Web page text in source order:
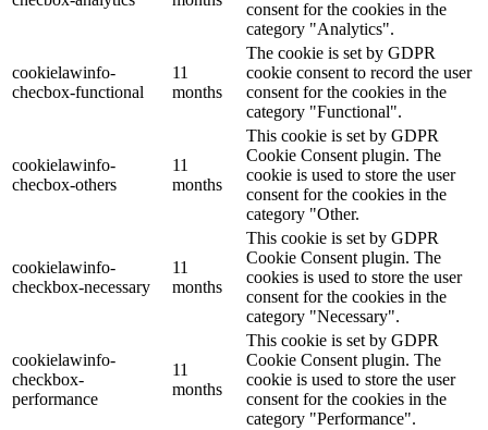
consent for the cookies in the
category "Analytics".
cookielawinfo-
checbox-functional
11
months
The cookie is set by GDPR
cookie consent to record the user
consent for the cookies in the
category "Functional".
cookielawinfo-
checbox-others
11
months
This cookie is set by GDPR
Cookie Consent plugin. The
cookie is used to store the user
consent for the cookies in the
category "Other.
cookielawinfo-
checkbox-necessary
11
months
This cookie is set by GDPR
Cookie Consent plugin. The
cookies is used to store the user
consent for the cookies in the
category "Necessary".
cookielawinfo-
checkbox-
performance
11
months
This cookie is set by GDPR
Cookie Consent plugin. The
cookie is used to store the user
consent for the cookies in the
category "Performance".